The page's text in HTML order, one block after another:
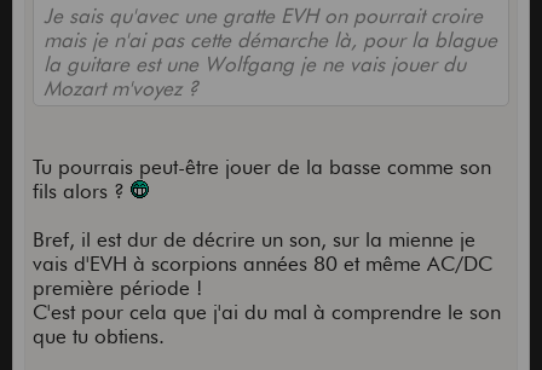
Je sais qu'avec une gratte EVH on pourrait croire
mais je n'ai pas cette démarche là, pour la blague
la guitare est une Wolfgang je ne vais jouer du
Mozart m'voyez ?
Tu pourrais peut-être jouer de la basse comme son
fils alors ?
Bref, il est dur de décrire un son, sur la mienne je
vais d'EVH à scorpions années 80 et même AC/DC
première période !
C'est pour cela que j'ai du mal à comprendre le son
que tu obtiens.